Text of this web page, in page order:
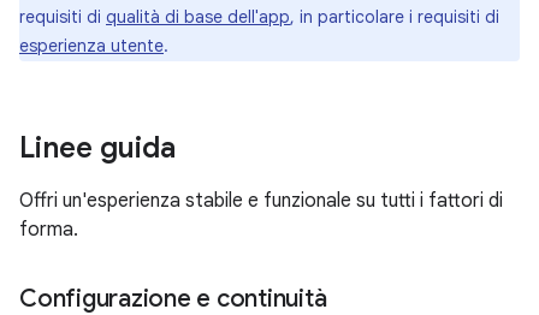
requisiti di qualità di base dell'app, in particolare i requisiti di
esperienza utente.
Linee guida
Offri un'esperienza stabile e funzionale su tutti i fattori di
forma.
Configurazione e continuità